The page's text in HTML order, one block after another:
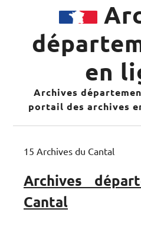
en
Archives
portail des archives
15 Archives du Cantal
Archives
Cantal